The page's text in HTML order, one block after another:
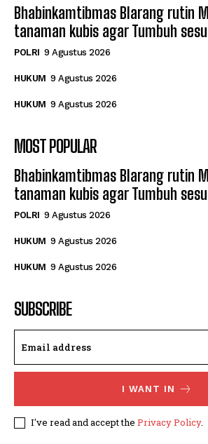
Bhabinkamtibmas Blarang rutin
tanaman kubis agar Tumbuh
POLRI 9 Agustus 2026
HUKUM 9 Agustus 2026
HUKUM 9 Agustus 2026
MOST POPULAR
Bhabinkamtibmas Blarang rutin
tanaman kubis agar Tumbuh
POLRI 9 Agustus 2026
HUKUM 9 Agustus 2026
HUKUM 9 Agustus 2026
SUBSCRIBE
I WANT IN
I've read and accept the Privacy Policy.